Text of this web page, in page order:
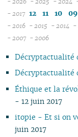
08
04
03
01
12
08
07
05
04
03
12
- 2017 12 11 10 09
- 2016
10
09
07
06
05
04
- 2015
10
09
07
06
05
- 2014 -
- 2007 - 2006
Décryptactualité
Décryptactualité
Éthique et la
- 12 juin 2017
itopie - Et si on
juin 2017